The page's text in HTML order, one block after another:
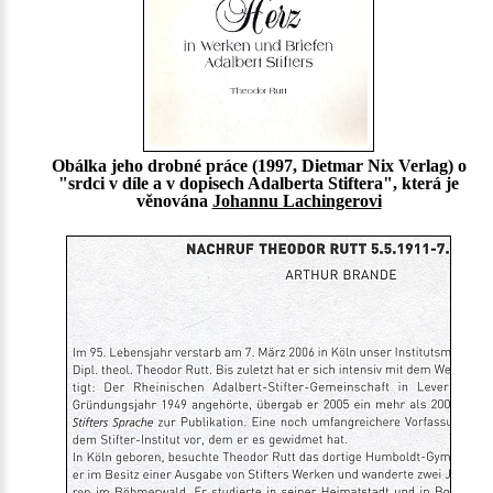
Obálka jeho drobné práce (1997, Dietmar Nix Verlag) o
"srdci v díle a v dopisech Adalberta Stiftera", která je
věnována Johannu Lachingerovi